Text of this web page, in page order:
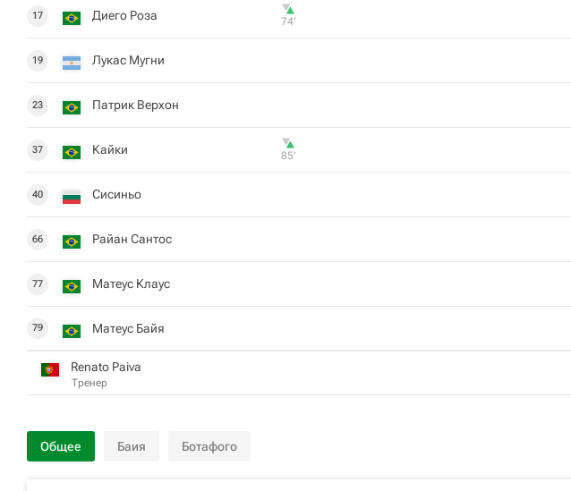
17 Диего Роза 74‎’‎
19 Лукас Мугни
23 Патрик Верхон
37 Кайки 85‎’‎
40 Сисиньо
66 Райан Сантос
77 Матеус Клаус
79 Матеус Байя
Renato Paiva
Тренер
Общее Баия Ботафого